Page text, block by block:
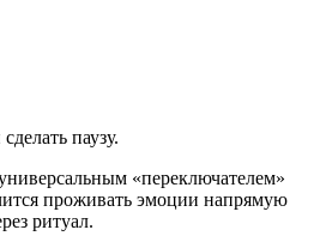
паузу.
«переключателем»
проживать эмоции напрямую
ритуал.